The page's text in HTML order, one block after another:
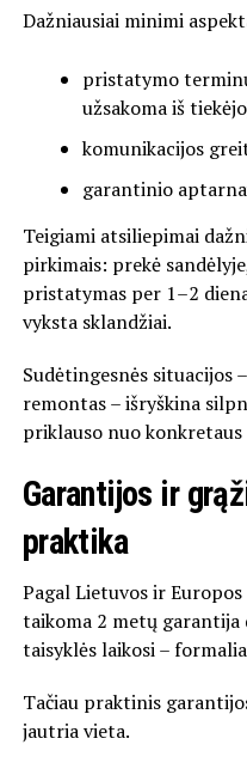
Dažniausiai minimi
pristatymo
užsakoma iš
komunikacijos
garantinio
Teigiami atsiliepimai
pirkimais: prekė
pristatymas per 1–2
vyksta sklandžiai.
Sudėtingesnės situacijos
remontas – išryškina
priklauso nuo konkretaus
Garantijos ir
praktika
Pagal Lietuvos ir
taikoma 2 metų garantija
taisyklės laikosi –
Tačiau praktinis
jautria vieta.